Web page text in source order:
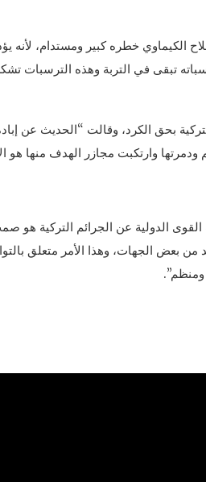
الكيماوي خطره كبير ومستدام، لأنه
تبقى في التربة وهذه الترسبات
بحق الكرد، وقالت “الحديث عن
وارتكبت مجازر الهدف منها هو
الدولية عن الجرائم التركية هو
بعض الجهات، وهذا الأمر متعلق